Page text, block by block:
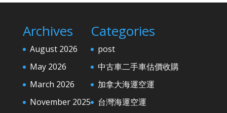
Archives
August 2026
May 2026
March 2026
November 2025
Categories
post
中古車二手車估價收購
加拿大海運空運
台灣海運空運